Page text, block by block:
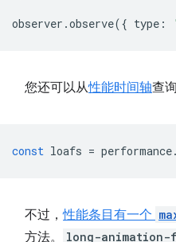
observer .observe({ type :
您还可以从性能时间轴查
const loafs = performance.
不过，性能条目有一个
方法。
long-animation-